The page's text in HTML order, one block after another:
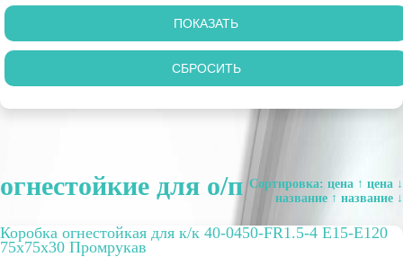
огнестойкие для о/п Сортировка: цена ↑ цена ↓
название ↑ название ↓
Коробка огнестойкая для к/к 40-0450-FR1.5-4 E15-E120
75x75x30 Промрукав